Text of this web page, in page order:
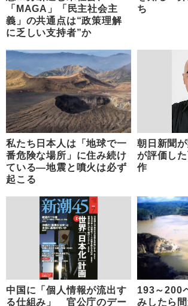
「MAGA」「民主社会主
義」の共通点は“政策理解
に乏しい支持者”か
ち
私たち日本人は「地球で一
番危険な場所」に住み続け
ている―地震と噴火は必ず
起こる
朝日新聞
が評価し
作
中国に「個人情報が流出す
る仕組み」 官公庁のデー
193～200
みしたら